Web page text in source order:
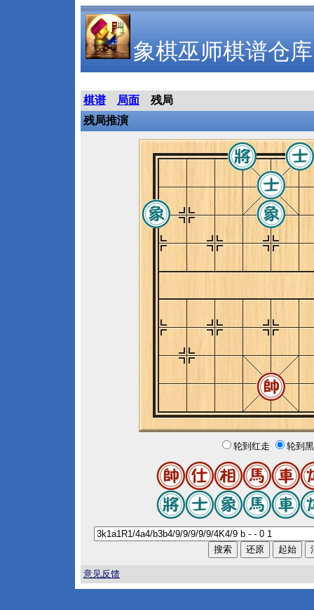
象棋巫师棋谱仓库
棋谱 局面
残局
残局推演
轮到红走 轮到
意见反馈